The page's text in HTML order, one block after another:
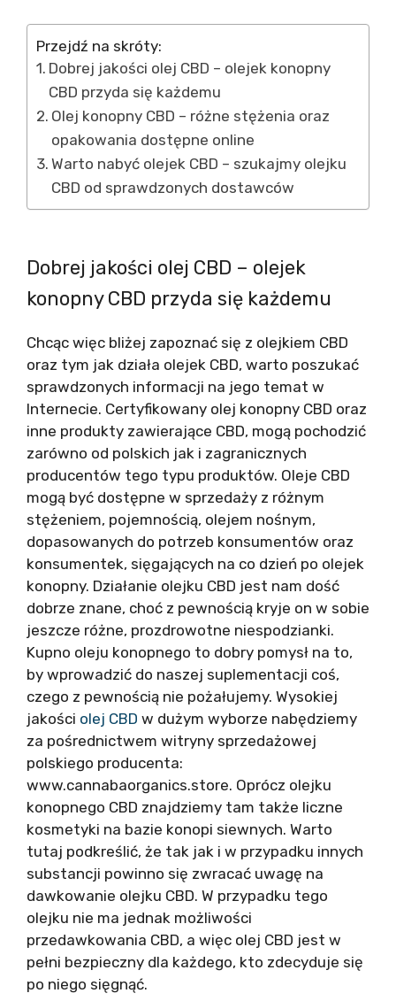
Przejdź na skróty:
Dobrej jakości olej CBD – olejek konopny
CBD przyda się każdemu
Olej konopny CBD – różne stężenia oraz
opakowania dostępne online
Warto nabyć olejek CBD – szukajmy olejku
CBD od sprawdzonych dostawców
Dobrej jakości olej CBD – olejek
konopny CBD przyda się każdemu
Chcąc więc bliżej zapoznać się z olejkiem CBD
oraz tym jak działa olejek CBD, warto poszukać
sprawdzonych informacji na jego temat w
Internecie. Certyfikowany olej konopny CBD oraz
inne produkty zawierające CBD, mogą pochodzić
zarówno od polskich jak i zagranicznych
producentów tego typu produktów. Oleje CBD
mogą być dostępne w sprzedaży z różnym
stężeniem, pojemnością, olejem nośnym,
dopasowanych do potrzeb konsumentów oraz
konsumentek, sięgających na co dzień po olejek
konopny. Działanie olejku CBD jest nam dość
dobrze znane, choć z pewnością kryje on w sobie
jeszcze różne, prozdrowotne niespodzianki.
Kupno oleju konopnego to dobry pomysł na to,
by wprowadzić do naszej suplementacji coś,
czego z pewnością nie pożałujemy. Wysokiej
jakości olej CBD w dużym wyborze nabędziemy
za pośrednictwem witryny sprzedażowej
polskiego producenta:
www.cannabaorganics.store. Oprócz olejku
konopnego CBD znajdziemy tam także liczne
kosmetyki na bazie konopi siewnych. Warto
tutaj podkreślić, że tak jak i w przypadku innych
substancji powinno się zwracać uwagę na
dawkowanie olejku CBD. W przypadku tego
olejku nie ma jednak możliwości
przedawkowania CBD, a więc olej CBD jest w
pełni bezpieczny dla każdego, kto zdecyduje się
po niego sięgnąć.